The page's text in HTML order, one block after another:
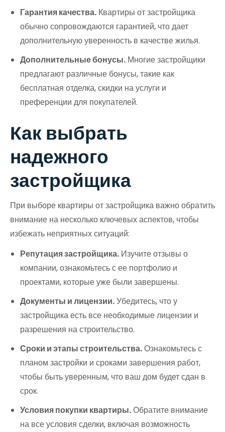
Гарантия качества. Квартиры от застройщика
обычно сопровождаются гарантией, что дает
дополнительную уверенность в качестве жилья.
Дополнительные бонусы. Многие застройщики
предлагают различные бонусы, такие как
бесплатная отделка, скидки на услуги и
преференции для покупателей.
Как выбрать
надежного
застройщика
При выборе квартиры от застройщика важно обратить
внимание на несколько ключевых аспектов, чтобы
избежать неприятных ситуаций:
Репутация застройщика. Изучите отзывы о
компании, ознакомьтесь с ее портфолио и
проектами, которые уже были завершены.
Документы и лицензии.Убедитесь, что у
застройщика есть все необходимые лицензии и
разрешения на строительство.
Сроки и этапы строительства.Ознакомьтесь с
планом застройки и сроками завершения работ,
чтобы быть уверенным, что ваш дом будет сдан в
срок.
Условия покупки квартиры.Обратите внимание
на все условия сделки, включая возможность